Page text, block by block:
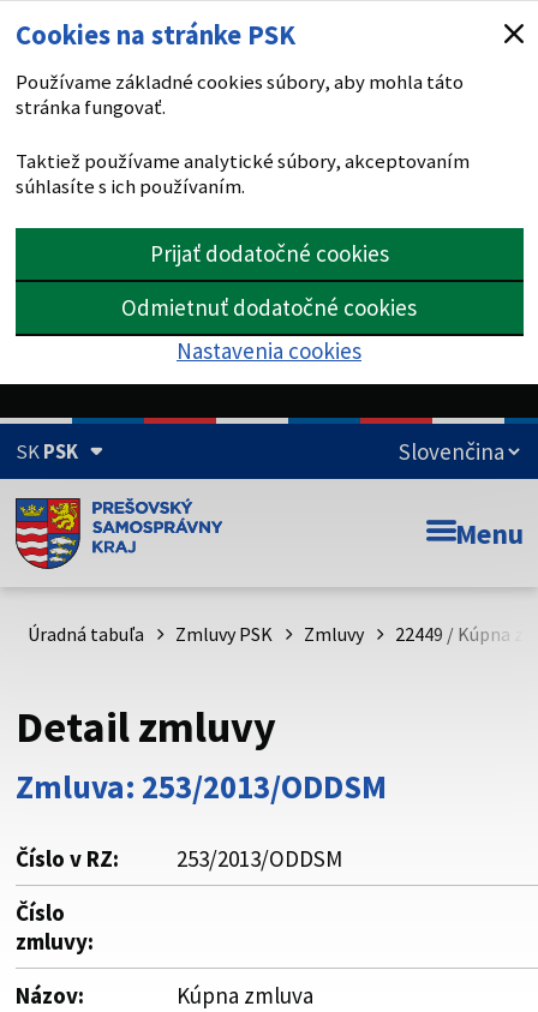
Cookies na stránke PSK
Používame základné cookies súbory, aby mohla táto
stránka fungovať.
Taktiež používame analytické súbory, akceptovaním
súhlasíte s ich používaním.
Prijať dodatočné cookies
Odmietnuť dodatočné cookies
Nastavenia cookies
SKPSK
Doména psk.sk je oficiálna
Toto je oficiálna webová stránka Prešovského
psk.sk.
Buďte pozorní a vždy sa uistite, že zdieľate informácie iba
cez zabezpečenú webovú stránku. Zabezpečená stránka
vždy začína https:// pred názvom domény webového sídla.
Menu
Úradná tabuľa Zmluvy PSK Zmluvy 22449 / Kúpna
Detail zmluvy
Zmluva: 253/2013/ODDSM
Číslo v RZ:
253/2013/ODDSM
Číslo
zmluvy:
Názov:
Kúpna zmluva